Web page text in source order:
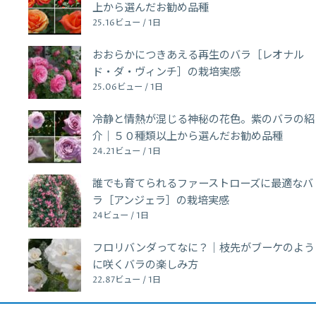
上から選んだお勧め品種
25.16ビュー / 1日
おおらかにつきあえる再生のバラ［レオナル
ド・ダ・ヴィンチ］の栽培実感
25.06ビュー / 1日
冷静と情熱が混じる神秘の花色。紫のバラの紹
介｜５０種類以上から選んだお勧め品種
24.21ビュー / 1日
誰でも育てられるファーストローズに最適なバ
ラ［アンジェラ］の栽培実感
24ビュー / 1日
フロリバンダってなに？｜枝先がブーケのよう
に咲くバラの楽しみ方
22.87ビュー / 1日